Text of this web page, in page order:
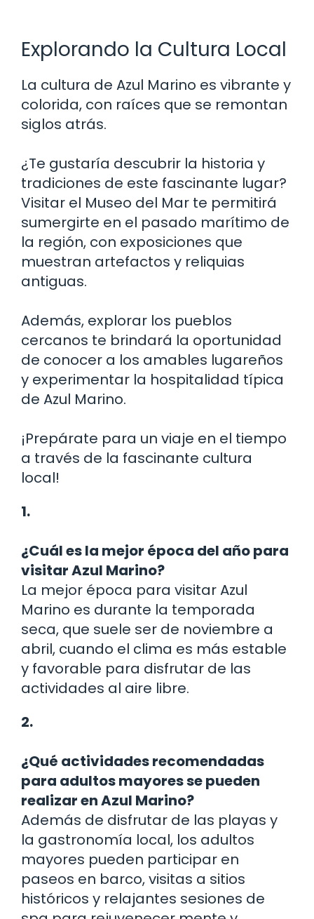
Explorando la Cultura Local
La cultura de Azul Marino es vibrante y
colorida, con raíces que se remontan
siglos atrás.
¿Te gustaría descubrir la historia y
tradiciones de este fascinante lugar?
Visitar el Museo del Mar te permitirá
sumergirte en el pasado marítimo de
la región, con exposiciones que
muestran artefactos y reliquias
antiguas.
Además, explorar los pueblos
cercanos te brindará la oportunidad
de conocer a los amables lugareños
y experimentar la hospitalidad típica
de Azul Marino.
¡Prepárate para un viaje en el tiempo
a través de la fascinante cultura
local!
1.
¿Cuál es la mejor época del año para
visitar Azul Marino?
La mejor época para visitar Azul
Marino es durante la temporada
seca, que suele ser de noviembre a
abril, cuando el clima es más estable
y favorable para disfrutar de las
actividades al aire libre.
2.
¿Qué actividades recomendadas
para adultos mayores se pueden
realizar en Azul Marino?
Además de disfrutar de las playas y
la gastronomía local, los adultos
mayores pueden participar en
paseos en barco, visitas a sitios
históricos y relajantes sesiones de